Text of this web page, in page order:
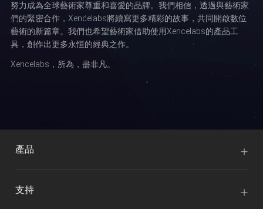
努力成為全球藝術家尊重和喜愛的品牌。我們相信，透過與藝術家
們的緊密合作，Xencelabs將續寫更多精彩的故事，共同開啟數位
藝術的新篇章。我們也希望藝術家借助使用Xencelabs的產品工
具，創作出更多永恒的經典之作。
Xencelabs，所為，盡非凡。
產品
支持